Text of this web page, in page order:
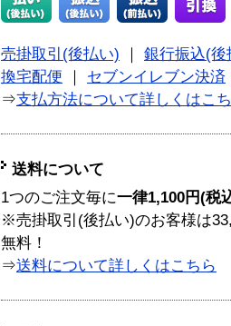
売掛取引(後払い)
銀行振込(後
換宅配便
セブンイレブン決済
⇒支払方法について詳しくはこ
送料について
1つのご注文毎に一律1,100円(税
※売掛取引(後払い)のお客様は
無料！
⇒送料について詳しくはこちら